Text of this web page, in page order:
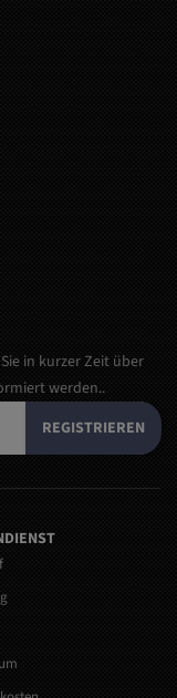
in kurzer Zeit über
werden..
REGISTRIEREN